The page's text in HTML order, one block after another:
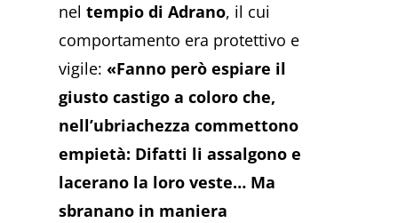
neltempio di Adrano, il cui
comportamento era protettivo e
vigile: «Fanno però espiare il
giusto castigo a coloro che,
nell’ubriachezza commettono
empietà: Difatti li assalgono e
lacerano la loro veste… Ma
sbranano in maniera